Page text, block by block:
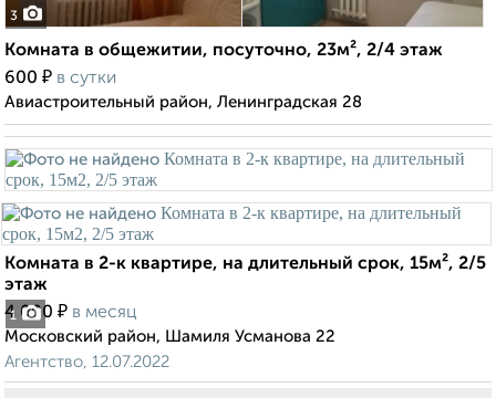
3
Комната в общежитии, посуточно, 23м², 2/4 этаж
600 ₽ в сутки
Авиастроительный район, Ленинградская 28
1
Комната в 2-к квартире, на длительный срок, 15м², 2/5
этаж
4 000 ₽ в месяц
Московский район, Шамиля Усманова 22
Агентство, 12.07.2022